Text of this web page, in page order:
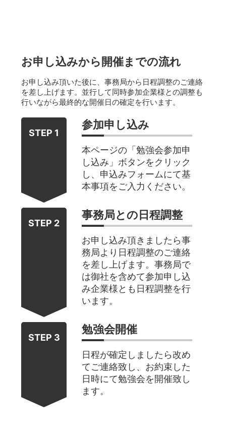
お申し込みから開催までの流れ
お申し込み頂いた後に、事務局から日程調整のご連絡
を差し上げます。並行して同時参加企業様との調整も
行いながら最終的な開催日の確定を行います。
STEP 1
参加申し込み
本ページの「勉強会参加申
し込み」ボタンをクリック
し、申込みフォームにて基
本事項をご入力ください。
STEP 2
事務局との日程調整
お申し込み頂きましたら事
務局より日程調整のご連絡
を差し上げます。事務局で
は御社を含めて参加申し込
み企業様とも日程調整を行
います。
STEP 3
勉強会開催
日程が確定しましたら改め
てご連絡致し、お約束した
日時にて勉強会を開催致し
ます。